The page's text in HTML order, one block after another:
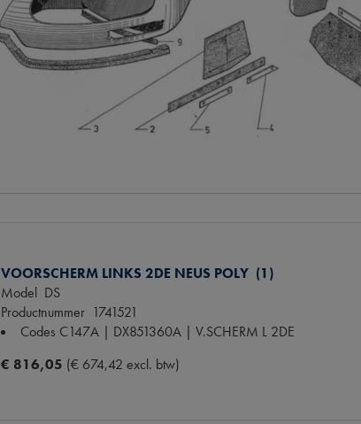
VOORSCHERM LINKS 2DE NEUS POLY (1)
Model DS
Productnummer 1741521
Codes C147A | DX851360A | V.SCHERM L 2DE
€ 816,05 (€ 674,42 excl. btw)